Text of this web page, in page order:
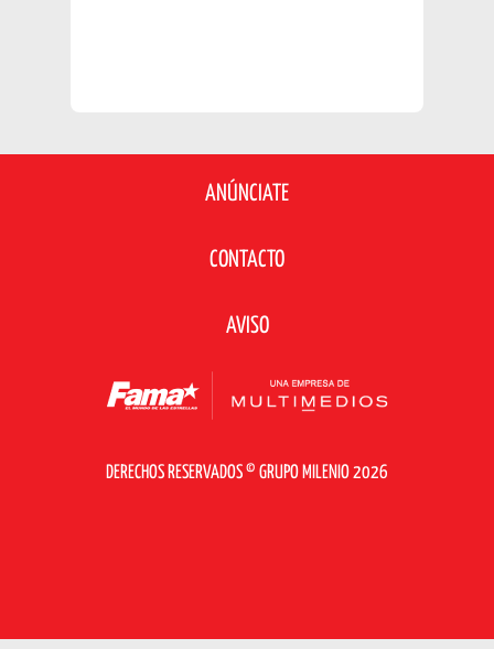
ANÚNCIATE
CONTACTO
AVISO
DERECHOS RESERVADOS © GRUPO MILENIO 2026